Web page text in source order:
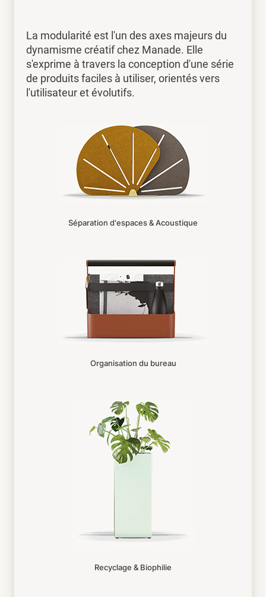
La modularité est l'un des axes majeurs du
dynamisme créatif chez Manade. Elle
s'exprime à travers la conception d'une série
de produits faciles à utiliser, orientés vers
l'utilisateur et évolutifs.
Séparation d'espaces & Acoustique
Organisation du bureau
Recyclage & Biophilie